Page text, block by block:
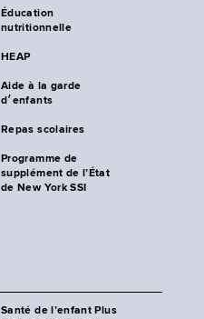
Éducation
nutritionnelle
HEAP
Aide à la garde
d׳enfants
Repas scolaires
Programme de
supplément de l’État
de New York SSI
Santé de l’enfant Plus